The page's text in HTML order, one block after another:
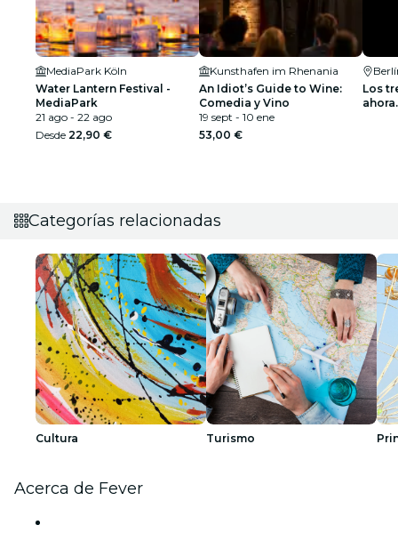
MediaPark Köln
Water Lantern Festival -
MediaPark
21 ago - 22 ago
Desde 22,90 €
Kunsthafen im Rhenania
An Idiot’s Guide to Wine:
Comedia y Vino
19 sept - 10 ene
53,00 €
Los
Categorías relacionadas
Cultura Turismo
Acerca de Fever